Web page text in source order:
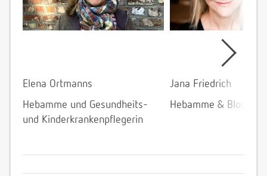
Elena Ortmanns
Hebamme und Gesundheits-
und Kinderkrankenpflegerin
Jana Friedrich
Hebamme &